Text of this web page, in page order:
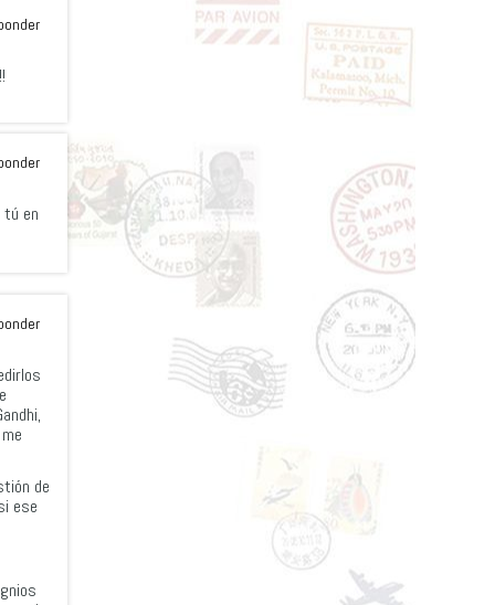
tú en
de
ese